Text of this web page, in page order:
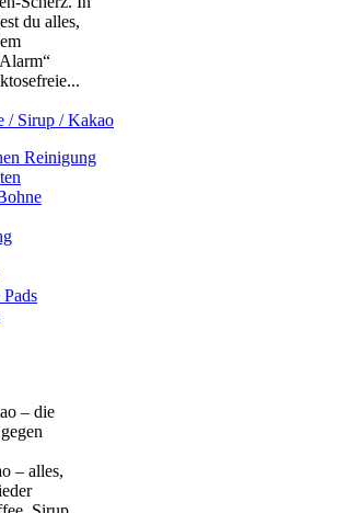
du alles,
/ Sirup / Kakao
Reinigung
– die
– alles,